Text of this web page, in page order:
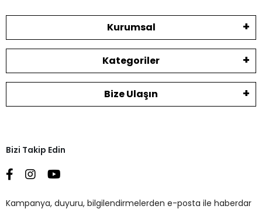
Kurumsal
Kategoriler
Bize Ulaşın
Bizi Takip Edin
Kampanya, duyuru, bilgilendirmelerden e-posta ile haberdar